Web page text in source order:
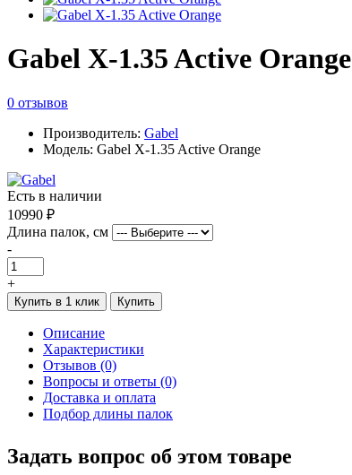
Gabel X-1.35 Active Orange
0 отзывов
Производитель: Gabel
Модель: Gabel X-1.35 Active Orange
Есть в наличии
10990 ₽
Длина палок, см
-
+
Купить в 1 клик Купить
Описание
Характеристики
Отзывов (0)
Вопросы и ответы (0)
Доставка и оплата
Подбор длины палок
Задать вопрос об этом товаре